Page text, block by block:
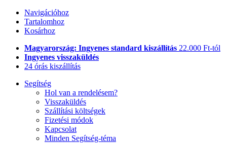
Navigációhoz
Tartalomhoz
Kosárhoz
Magyarország: Ingyenes standard kiszállítás 22.000 Ft-tól
Ingyenes visszaküldés
24 órás kiszállítás
Segítség
Hol van a rendelésem?
Visszaküldés
Szállítási költségek
Fizetési módok
Kapcsolat
Minden Segítség-téma